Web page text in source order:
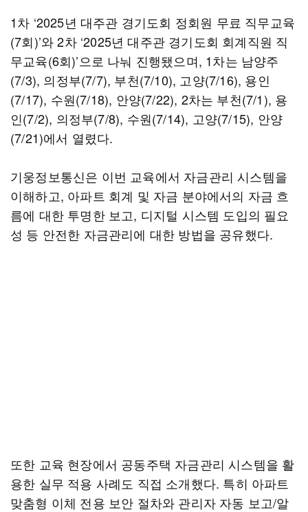
1차 ‘2025년 대주관 경기도회 정회원 무료 직무교육
(7회)’와 2차 ‘2025년 대주관 경기도회 회계직원 직
무교육(6회)’으로 나눠 진행됐으며, 1차는 남양주
(7/3), 의정부(7/7), 부천(7/10), 고양(7/16), 용인
(7/17), 수원(7/18), 안양(7/22), 2차는 부천(7/1), 용
인(7/2), 의정부(7/8), 수원(7/14), 고양(7/15), 안양
(7/21)에서 열렸다.
기웅정보통신은 이번 교육에서 자금관리 시스템을
이해하고, 아파트 회계 및 자금 분야에서의 자금 흐
름에 대한 투명한 보고, 디지털 시스템 도입의 필요
성 등 안전한 자금관리에 대한 방법을 공유했다.
또한 교육 현장에서 공동주택 자금관리 시스템을 활
용한 실무 적용 사례도 직접 소개했다. 특히 아파트
맞춤형 이체 전용 보안 절차와 관리자 자동 보고/알